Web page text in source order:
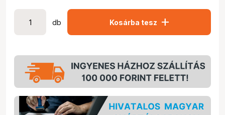
db Kosárba tesz add